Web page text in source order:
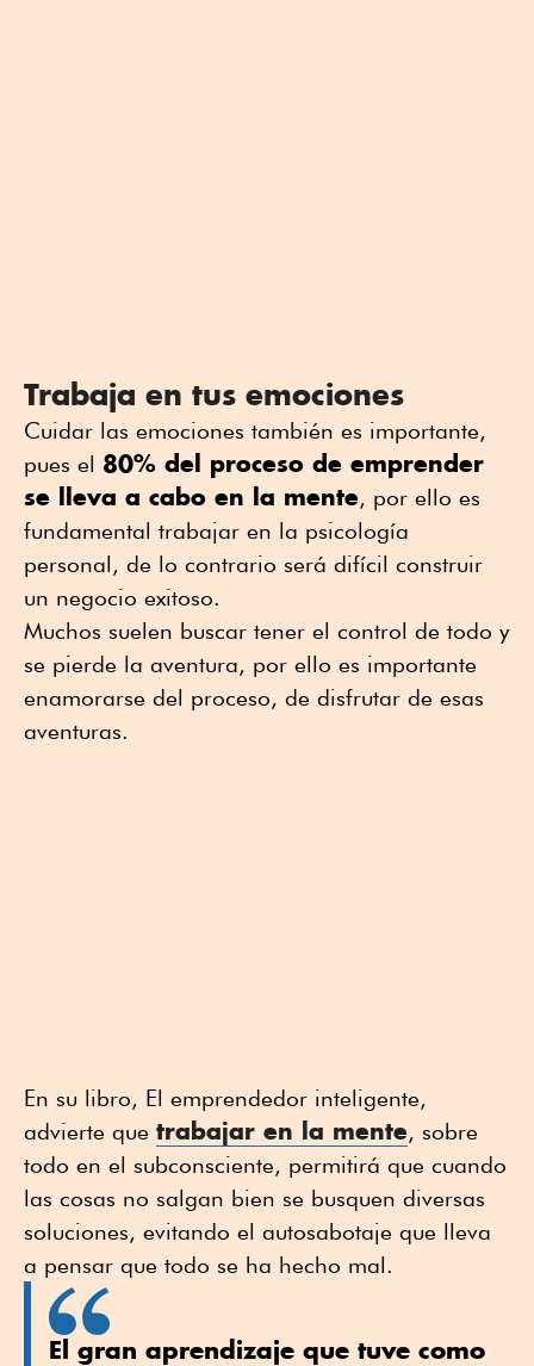
Trabaja en tus emociones
Cuidar las emociones también es importante,
pues el 80% del proceso de emprender
se lleva a cabo en la mente, por ello es
fundamental trabajar en la psicología
personal, de lo contrario será difícil construir
un negocio exitoso.
Muchos suelen buscar tener el control de todo y
se pierde la aventura, por ello es importante
enamorarse del proceso, de disfrutar de esas
aventuras.
En su libro, El emprendedor inteligente,
advierte que trabajar en la mente, sobre
todo en el subconsciente, permitirá que cuando
las cosas no salgan bien se busquen diversas
soluciones, evitando el autosabotaje que lleva
a pensar que todo se ha hecho mal.
El gran aprendizaje que tuve como